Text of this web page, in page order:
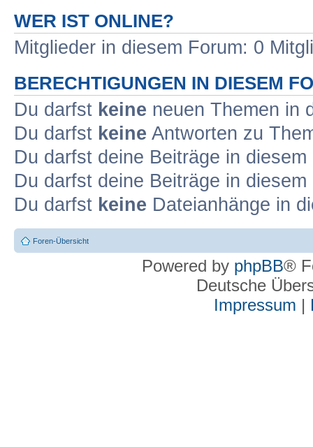
WER IST ONLINE?
Mitglieder in diesem Forum: 0
BERECHTIGUNGEN IN DIESEM
Du darfst keine neuen Themen in
Du darfst keine Antworten zu
Du darfst deine Beiträge in
Du darfst deine Beiträge in
Du darfst keine Dateianhänge in
Foren-Übersicht
Powered by phpBB®
Deutsche
Impressum |